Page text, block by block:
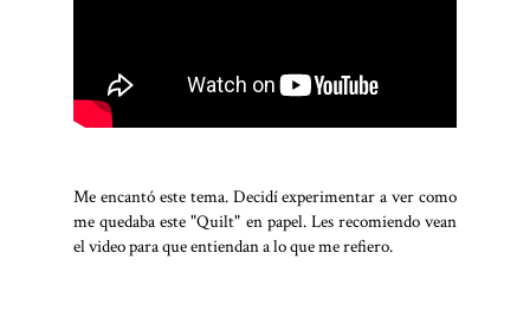
Me encantó este tema. Decidí experimentar a ver como
me quedaba este "Quilt" en papel. Les recomiendo vean
el video para que entiendan a lo que me refiero.